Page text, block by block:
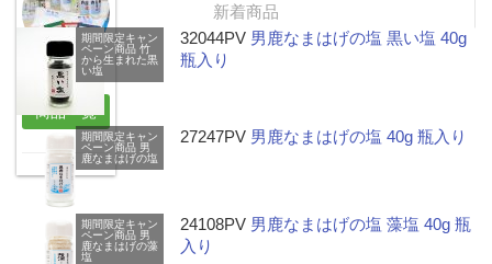
男鹿工房
商品一覧
新着商品
期間限定キャン
ペーン商品 竹
から生まれた黒
い塩
32044PV 男鹿なまはげの塩 黒い塩 40g
瓶入り
期間限定キャン
ペーン商品 男
鹿なまはげの塩
27247PV 男鹿なまはげの塩 40g 瓶入り
期間限定キャン
ペーン商品 男
鹿なまはげの藻
塩
24108PV 男鹿なまはげの塩 藻塩 40g 瓶
入り